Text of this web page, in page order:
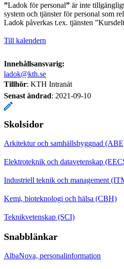
”Ladok för personal” är inte
system och tjänster för personal som
Ladok påverkas t.ex. tjänsten
Till kalendern
Innehållsansvarig:
ladok@kth.se
Tillhör: KTH Intranät
Senast ändrad: 2021-09-10
Skolsidor
Arkitektur och samhällsbyggnad
Elektroteknik och datavetenskap
Industriell teknik och management
Kemi, bioteknologi och hälsa (CBH)
Teknikvetenskap (SCI)
Snabblänkar
AlbaNova, personalinformation